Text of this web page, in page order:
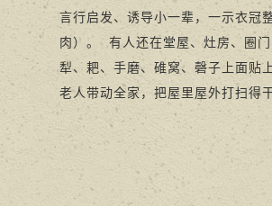
言行启发、诱导小一辈，一示衣冠
肉）。 有人还在堂屋、灶房、圈
犁、耙、手磨、碓窝、磬子上面贴
老人带动全家，把屋里屋外打扫得